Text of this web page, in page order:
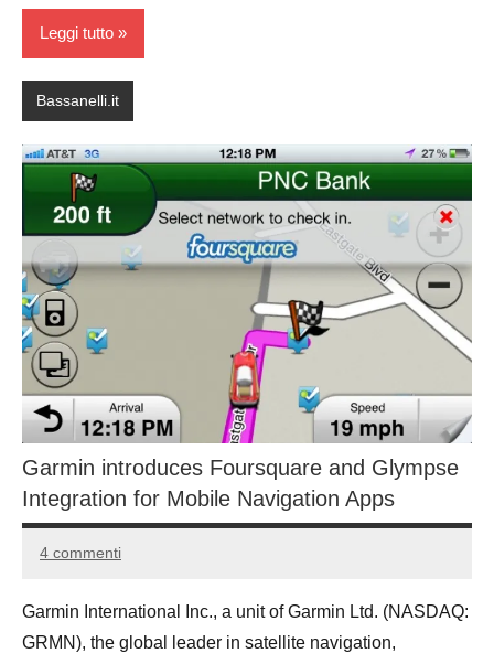
Leggi tutto
Bassanelli.it
Garmin introduces Foursquare and Glympse
Integration for Mobile Navigation Apps
3
2015
Andrea
4 commenti
Garmin International Inc., a unit of Garmin Ltd. (NASDAQ:
GRMN), the global leader in satellite navigation,